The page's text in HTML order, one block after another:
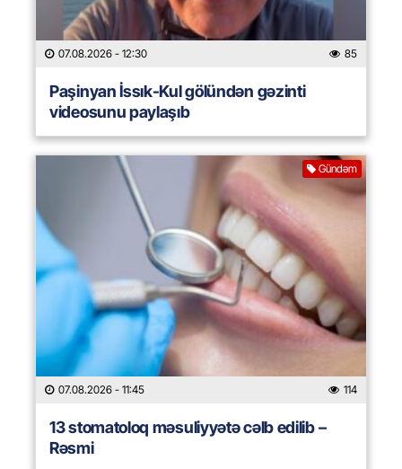
07.08.2026 - 12:30 85
Paşinyan İssık-Kul gölündən gəzinti
videosunu paylaşıb
Gündəm
07.08.2026 - 11:45 114
13 stomatoloq məsuliyyətə cəlb edilib –
Rəsmi